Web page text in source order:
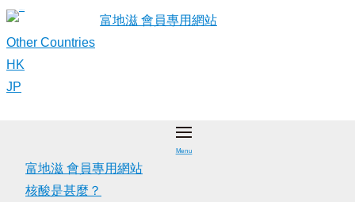
Skip
富地滋 會員專用網站
Other Countries
HK
JP
Menu
富地滋 會員專用網站
核酸是甚麼？